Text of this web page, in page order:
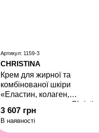
Артикул: 1159-3
CHRISTINA
Крем для жирної та
комбінованої шкіри
«Еластин, колаген,
плацента, ензими» Christina
Elastin Collagen Placental
Enzyme Moisture Cream 250
мл
3 607 грн
В наявності